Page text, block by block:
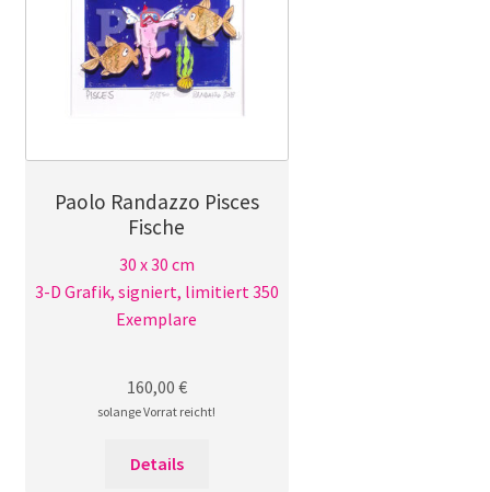
Paolo Randazzo Pisces
Fische
30 x 30 cm
3-D Grafik, signiert, limitiert 350
Exemplare
160,00 €
solange Vorrat reicht!
Details